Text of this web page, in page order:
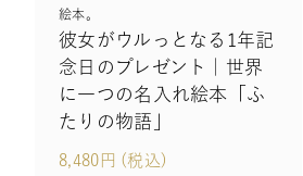
絵本。
彼女がウルっとなる1年記
念日のプレゼント｜世界
に一つの名入れ絵本「ふ
たりの物語」
8,480円 (税込)